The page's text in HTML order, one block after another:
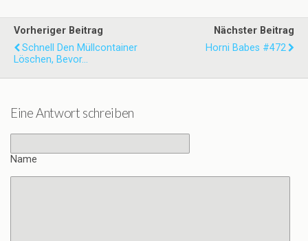
Vorheriger Beitrag
Schnell Den Müllcontainer
Löschen, Bevor...
Nächster Beitrag
Horni Babes #472
Eine Antwort schreiben
Name